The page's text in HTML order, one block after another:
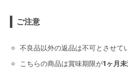
ご注意
不良品以外の返品は不可とさせて
こちらの商品は賞味期限が1ヶ月